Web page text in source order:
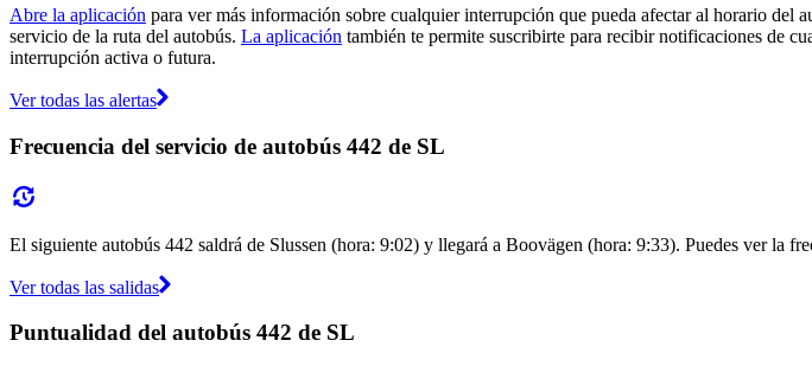
Abre la aplicación para ver más información sobre cualquier interrupción que pueda afectar al horario del
servicio de la ruta del autobús. La aplicación también te permite suscribirte para recibir notificaciones de
interrupción activa o futura.
Ver todas las alertas
Frecuencia del servicio de autobús 442 de SL
El siguiente autobús 442 saldrá de Slussen (hora: 9:02) y llegará a Boovägen (hora: 9:33). Puedes ver la
Ver todas las salidas
Puntualidad del autobús 442 de SL